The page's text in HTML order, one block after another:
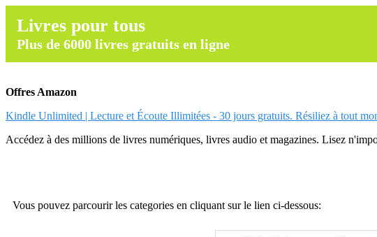
Livres pour tous
Plus de 6000 livres gratuits en ligne
Offres Amazon
Kindle Unlimited | Lecture et Écoute Illimitées - 30 jours gratuits. Résiliez à tout
Accédez à des millions de livres numériques, livres audio et magazines. Lisez
Vous pouvez parcourir les categories en cliquant sur le lien ci-dessous: